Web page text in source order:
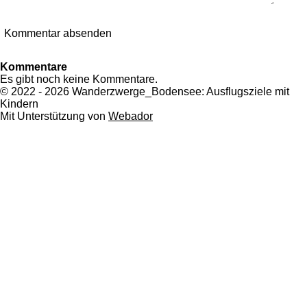
Kommentar absenden
Kommentare
Es gibt noch keine Kommentare.
© 2022 - 2026 Wanderzwerge_Bodensee: Ausflugsziele mit
Kindern
Mit Unterstützung von Webador